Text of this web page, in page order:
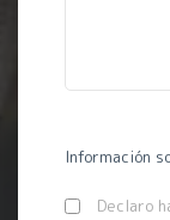
Información
Declaro